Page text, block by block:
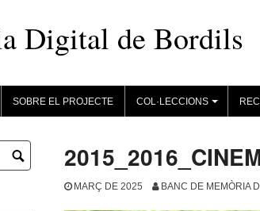
Digital de Bordils
SOBRE EL PROJECTE
+
COL·LECCIONS
MARÇ DE 2025 BANC DE MEMÒRIA